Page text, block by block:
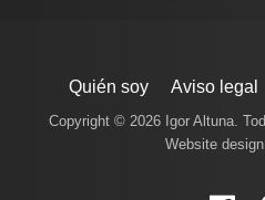
Quién soy Aviso legal
Copyright © 2026 Igor Altuna.
Website